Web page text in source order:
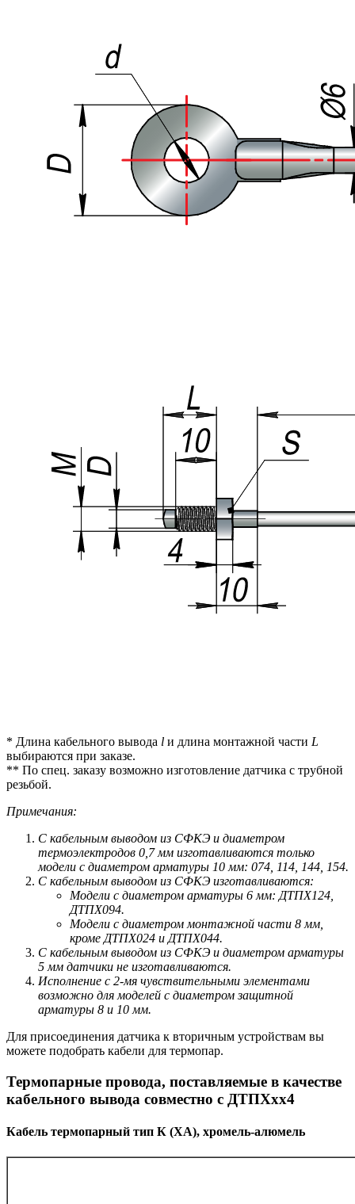
* Длина кабельного вывода l и длина монтажной части L
выбираются при заказе.
** По спец. заказу возможно изготовление датчика с трубной
резьбой.
Примечания:
С кабельным выводом из СФКЭ и диаметром
термоэлектродов 0,7 мм изготавливаются только
модели с диаметром арматуры 10 мм: 074, 114, 144, 154.
С кабельным выводом из СФКЭ изготавливаются:
Модели с диаметром арматуры 6 мм: ДТПХ124,
ДТПХ094.
Модели с диаметром монтажной части 8 мм,
кроме ДТПХ024 и ДТПХ044.
С кабельным выводом из СФКЭ и диаметром арматуры
5 мм датчики не изготавливаются.
Исполнение с 2-мя чувствительными элементами
возможно для моделей с диаметром защитной
арматуры 8 и 10 мм.
Для присоединения датчика к вторичным устройствам вы
можете подобрать кабели для термопар.
Термопарные провода, поставляемые в качестве
кабельного вывода совместно с ДТПХхх4
Кабель термопарный тип К (ХА), хромель-алюмель